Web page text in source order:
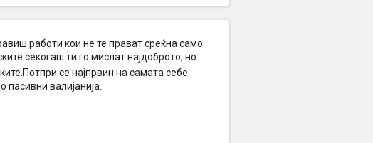
работи кои не те прават среќна само
секогаш ти го мислат најдоброто, но
се најпрвин на самата себе
валијанија.